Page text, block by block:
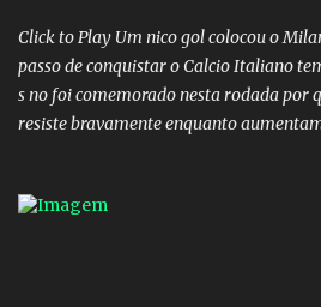
Click to Play Um nico gol colocou o
passo de conquistar o Calcio Italiano
s no foi comemorado nesta rodada por
resiste bravamente enquanto aumentam
definido e tem o Milan como virtual